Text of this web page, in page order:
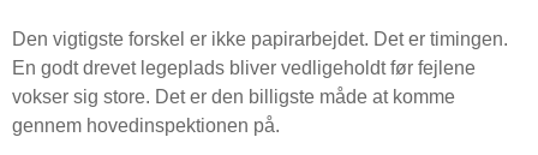
Den vigtigste forskel er ikke papirarbejdet. Det er timingen.
En godt drevet legeplads bliver vedligeholdt før fejlene
vokser sig store. Det er den billigste måde at komme
gennem hovedinspektionen på.